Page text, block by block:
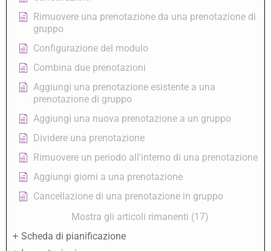
Rimuovere una prenotazione da una prenotazione di
gruppo
Configurazione del modulo
Combina due prenotazioni
Aggiungi una prenotazione esistente a una
prenotazione di gruppo
Aggiungi una nuova prenotazione a un gruppo
Dividere una prenotazione
Rimuovere un periodo all'interno di una prenotazione
Aggiungi giorni a una prenotazione
Cancellazione di una prenotazione in gruppo
Mostra gli articoli rimanenti (17)
Scheda di pianificazione